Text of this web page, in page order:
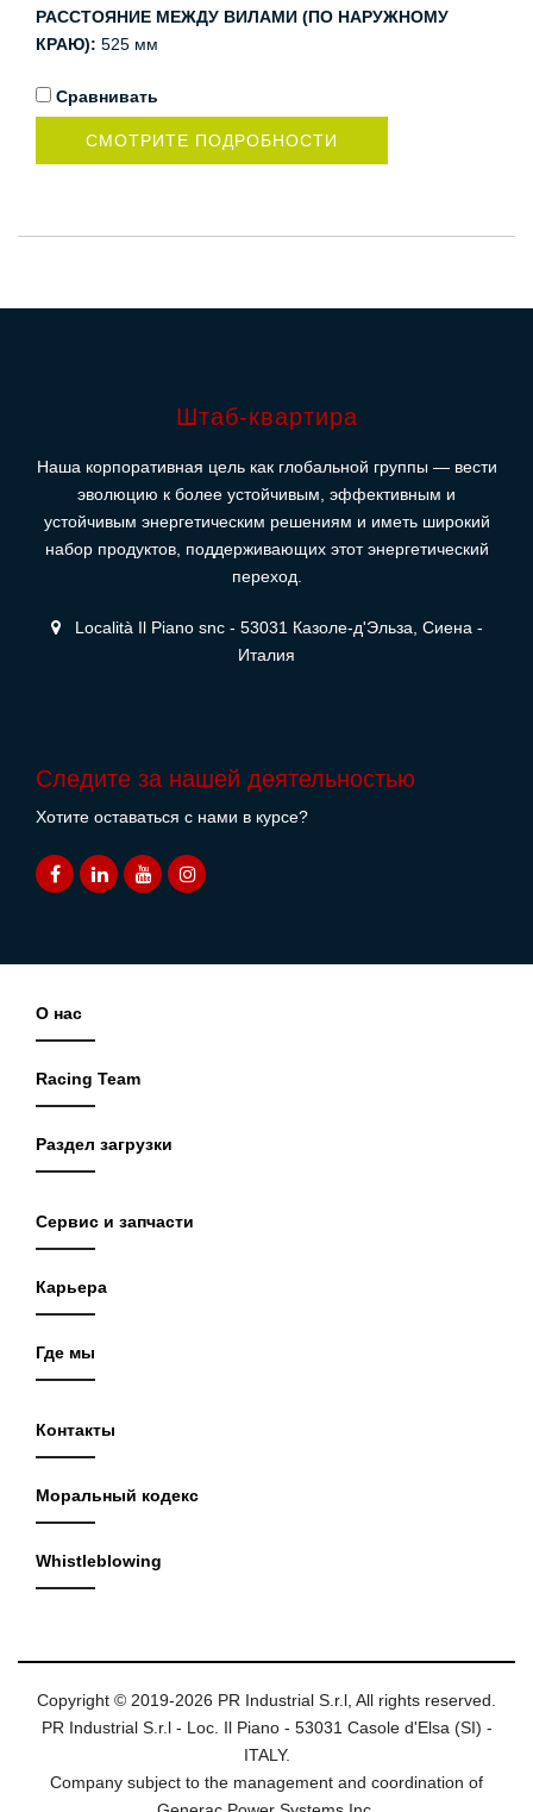
РАССТОЯНИЕ МЕЖДУ ВИЛАМИ (ПО НАРУЖНОМУ
КРАЮ): 525 мм
Сравнивать
СМОТРИТЕ ПОДРОБНОСТИ
Штаб-квартира
Наша корпоративная цель как глобальной группы — вести
эволюцию к более устойчивым, эффективным и
устойчивым энергетическим решениям и иметь широкий
набор продуктов, поддерживающих этот энергетический
переход.
Località Il Piano snc - 53031 Казоле-д'Эльза, Сиена -
Италия
Следите за нашей деятельностью
Хотите оставаться с нами в курсе?
О нас
Racing Team
Раздел загрузки
Сервис и запчасти
Карьера
Где мы
Контакты
Моральный кодекс
Whistleblowing
Copyright © 2019-2026 PR Industrial S.r.l, All rights reserved.
PR Industrial S.r.l - Loc. Il Piano - 53031 Casole d'Elsa (SI) -
ITALY.
Company subject to the management and coordination of